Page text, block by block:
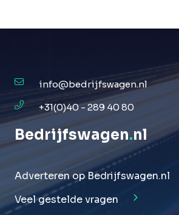
info@bedrijfswagen.nl
+31(0)40 - 289 40 80
Bedrijfswagen.nl
Adverteren op Bedrijfswagen.nl
Veel gestelde vragen